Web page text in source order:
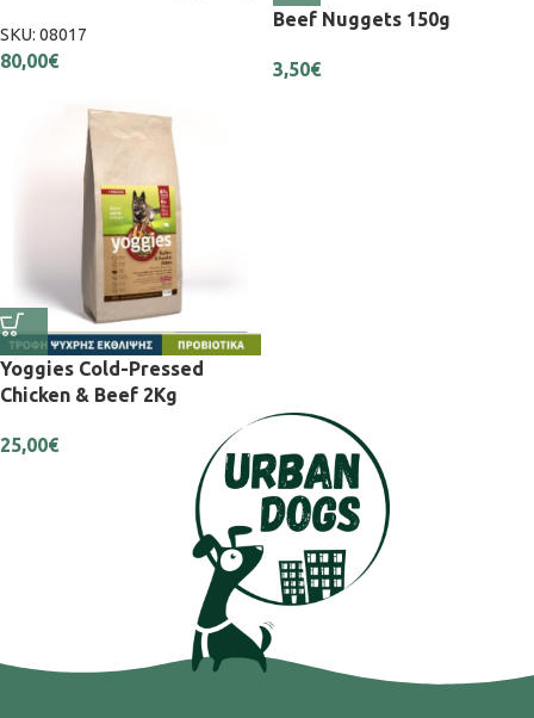
SKU: 08017
80,00€
Beef Nuggets 150g
3,50€
Yoggies Cold-Pressed
Chicken & Beef 2Kg
25,00€